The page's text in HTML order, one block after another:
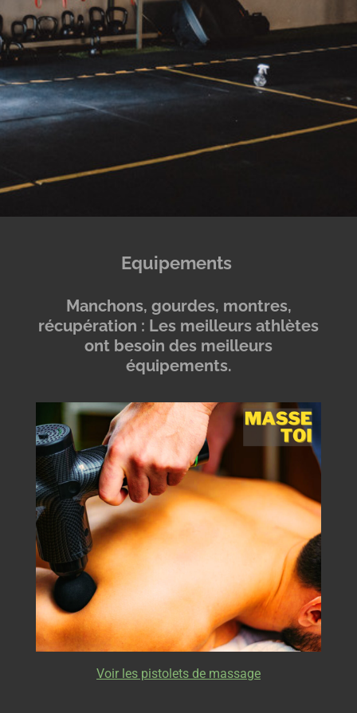
Equipements
Manchons, gourdes, montres,
récupération : Les meilleurs athlètes
ont besoin des meilleurs
équipements.
Voir les pistolets de massage